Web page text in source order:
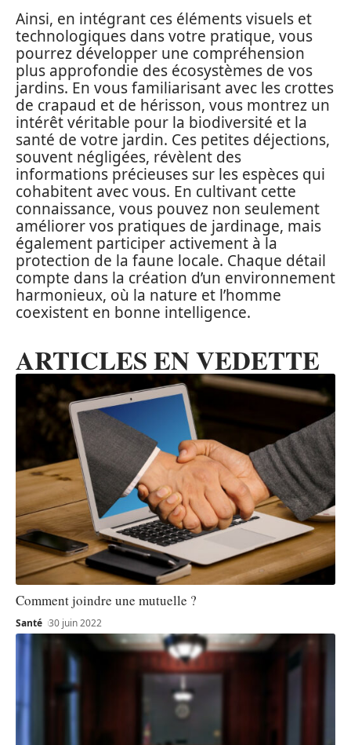
Ainsi, en intégrant ces éléments visuels et
technologiques dans votre pratique, vous
pourrez développer une compréhension
plus approfondie des écosystèmes de vos
jardins. En vous familiarisant avec les crottes
de crapaud et de hérisson, vous montrez un
intérêt véritable pour la biodiversité et la
santé de votre jardin. Ces petites déjections,
souvent négligées, révèlent des
informations précieuses sur les espèces qui
cohabitent avec vous. En cultivant cette
connaissance, vous pouvez non seulement
améliorer vos pratiques de jardinage, mais
également participer activement à la
protection de la faune locale. Chaque détail
compte dans la création d’un environnement
harmonieux, où la nature et l’homme
coexistent en bonne intelligence.
ARTICLES EN VEDETTE
Comment joindre une mutuelle ?
Santé 30 juin 2022